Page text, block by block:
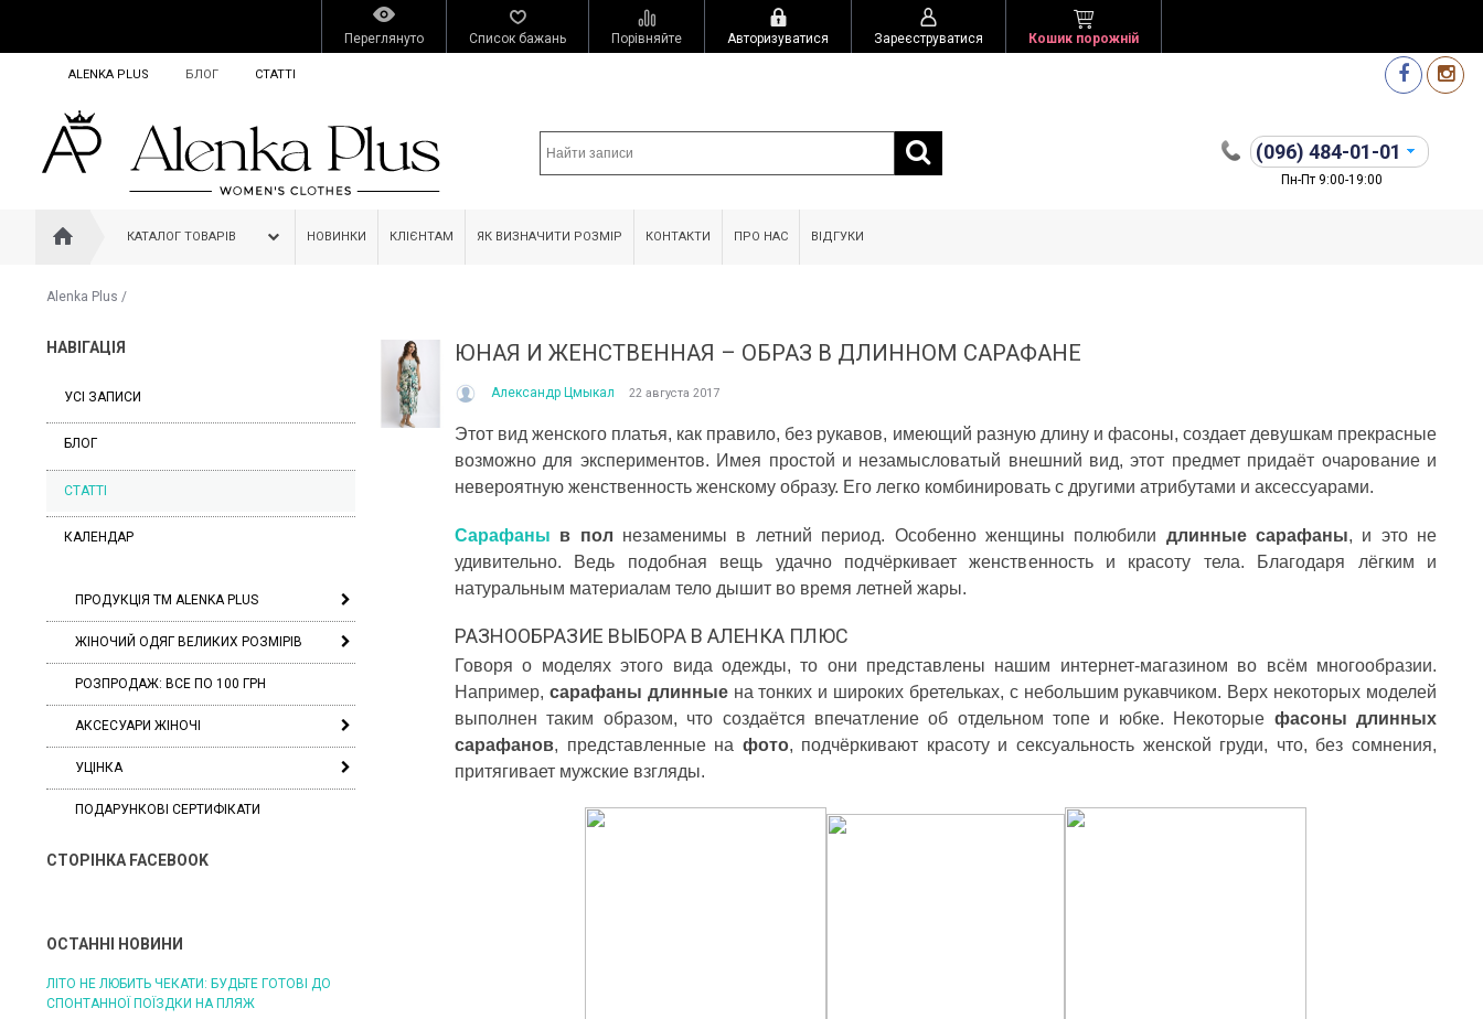
Переглянуто Список бажань Порівняйте Авторизуватися Зареєструватися Кошик порожній
ALENKA PLUS БЛОГ СТАТТІ
(096) 484-01-01
Пн-Пт 9:00-19:00
КАТАЛОГ ТОВАРІВ НОВИНКИ КЛІЄНТАМ ЯК ВИЗНАЧИТИ РОЗМІР КОНТАКТИ ПРО НАС ВІДГУКИ
Alenka Plus /
НАВІГАЦІЯ
УСІ ЗАПИСИ
БЛОГ
СТАТТІ
КАЛЕНДАР
ПРОДУКЦІЯ ТМ ALENKA PLUS
ЖІНОЧИЙ ОДЯГ ВЕЛИКИХ РОЗМІРІВ
РОЗПРОДАЖ: ВСЕ ПО 100 ГРН
АКСЕСУАРИ ЖІНОЧІ
УЦІНКА
ПОДАРУНКОВІ СЕРТИФІКАТИ
СТОРІНКА FACEBOOK
ОСТАННІ НОВИНИ
ЛІТО НЕ ЛЮБИТЬ ЧЕКАТИ: БУДЬТЕ ГОТОВІ ДО
СПОНТАННОЇ ПОЇЗДКИ НА ПЛЯЖ
ЮНАЯ И ЖЕНСТВЕННАЯ – ОБРАЗ В ДЛИННОМ САРАФАНЕ
Александр Цмыкал 22 августа 2017
Этот вид женского платья, как правило, без рукавов, имеющий разную длину и фасоны, создает девушкам прекрасные
возможно для экспериментов. Имея простой и незамысловатый внешний вид, этот предмет придаёт очарование и
невероятную женственность женскому образу. Его легко комбинировать с другими атрибутами и аксессуарами.
Сарафаны в пол незаменимы в летний период. Особенно женщины полюбили длинные сарафаны, и это не
удивительно. Ведь подобная вещь удачно подчёркивает женственность и красоту тела. Благодаря лёгким и
натуральным материалам тело дышит во время летней жары.
РАЗНООБРАЗИЕ ВЫБОРА В АЛЕНКА ПЛЮС
Говоря о моделях этого вида одежды, то они представлены нашим интернет-магазином во всём многообразии.
Например, сарафаны длинные на тонких и широких бретельках, с небольшим рукавчиком. Верх некоторых моделей
выполнен таким образом, что создаётся впечатление об отдельном топе и юбке. Некоторые фасоны длинных
сарафанов, представленные на фото, подчёркивают красоту и сексуальность женской груди, что, без сомнения,
притягивает мужские взгляды.